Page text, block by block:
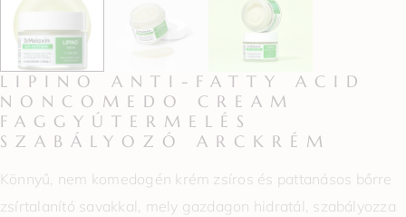
LIPINO ANTI-FATTY ACID
NONCOMEDO CREAM
FAGGYÚTERMELÉS
SZABÁLYOZÓ ARCKRÉM
Könnyű, nem komedogén krém zsíros és pattanásos bőrre
zsírtalanító savakkal, mely gazdagon hidratál, szabályozza